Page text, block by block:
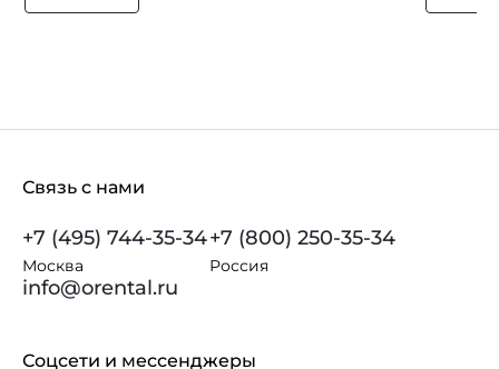
Связь с нами
+7 (495) 744-35-34
Москва
+7 (800) 250-35-34
Россия
info@orental.ru
Соцсети и мессенджеры